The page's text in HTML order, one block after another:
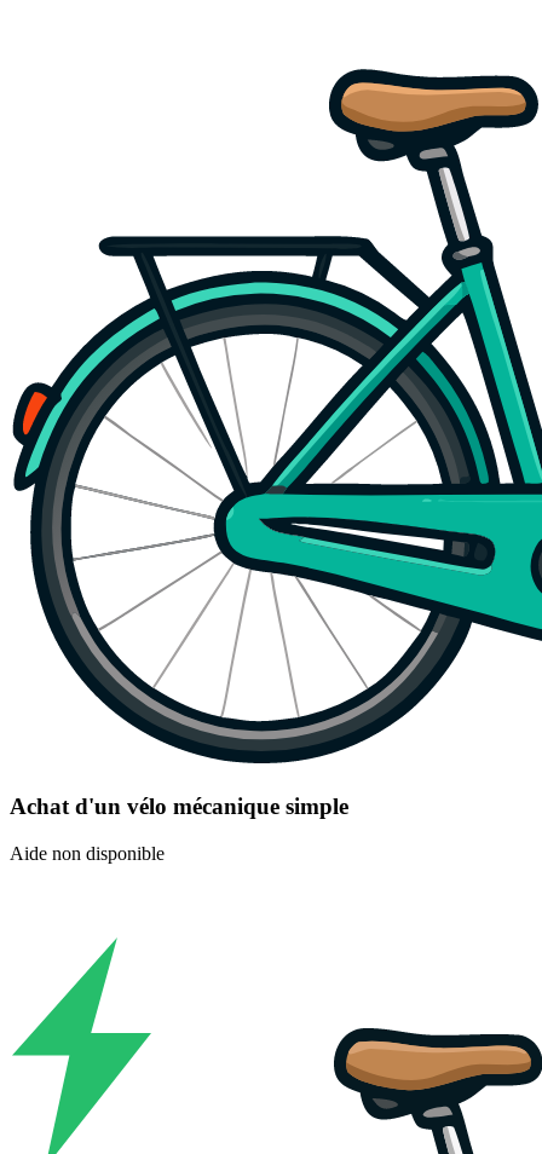
Achat d'un vélo mécanique simple
Aide non disponible